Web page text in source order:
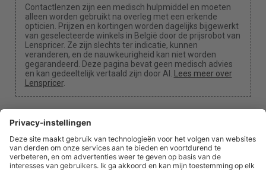
Contactlenzen zijn een medisch hulpmiddel en moeten
alleen worden gebruikt na overleg met een erkende
opticien. Prijzen en kortingen worden dagelijks bijgewerkt
van geselecteerde winkels in België door de prijsrobot van
Lenspricer. Ze zijn slechts ter indicatie, kunnen
veranderen, en de nauwkeurigheid kan niet worden
gegarandeerd. Deze pagina bevat geen medisch advies
en kan gedeeltelijk vertaald zijn door AI. Lees meer over
Lenspricer.
Cookie-instellingen